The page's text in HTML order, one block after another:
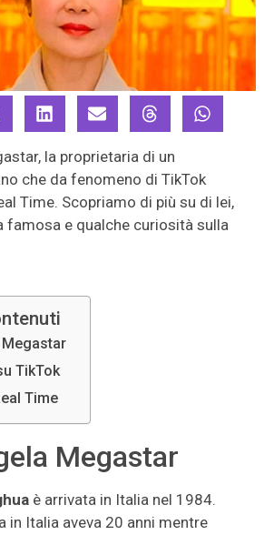
la proprietaria di un
che da fenomeno di TikTok
Time. Scopriamo di più su di lei,
famosa e qualche curiosità sulla
Megastar
TikTok
Time
Megastar
è arrivata in Italia nel 1984.
in Italia aveva 20 anni mentre